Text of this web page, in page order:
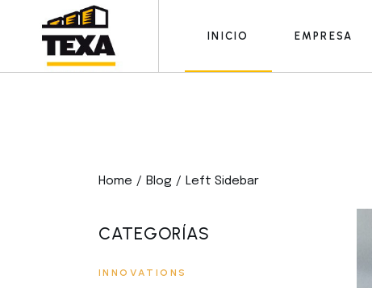
INICIO EMPRESA
Home Blog Left Sidebar
CATEGORÍAS
INNOVATIONS